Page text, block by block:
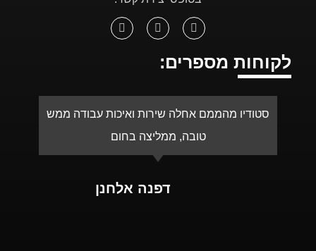
לקוחות מספרים:
סטודיו מהממם אחלה שירות ואיכות עבודה ממש
טובה, ממליצה בחום
דפנה אלחנן